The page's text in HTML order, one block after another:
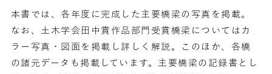
本書では、各年度に完成した主要橋梁の写真を掲載。
なお、土木学会田中賞作品部門受賞橋梁についてはカ
ラー写真・図面を掲載し詳しく解説。このほか、各橋
の諸元データも掲載しています。主要橋梁の記録書とし